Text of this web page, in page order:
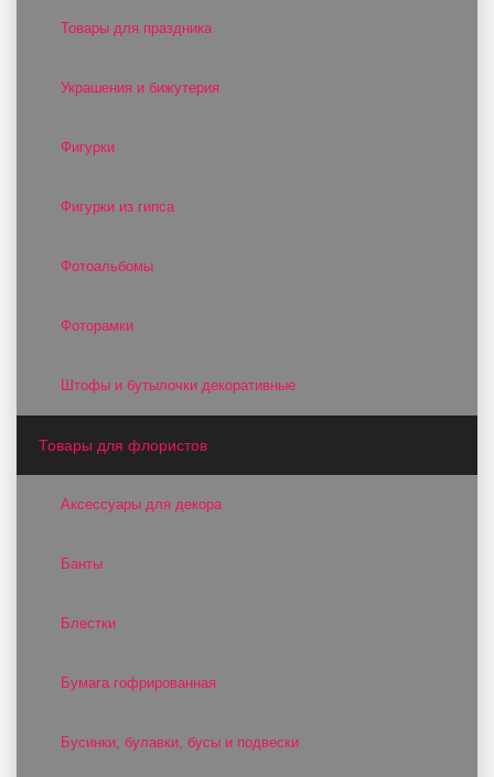
Товары для праздника
Украшения и бижутерия
Фигурки
Фигурки из гипса
Фотоальбомы
Фоторамки
Штофы и бутылочки декоративные
Товары для флористов
Аксессуары для декора
Банты
Блестки
Бумага гофрированная
Бусинки, булавки, бусы и подвески